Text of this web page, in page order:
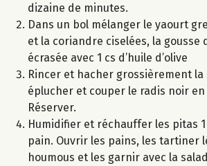
dizaine de minutes.
Dans un bol mélanger le yaourt
et la coriandre ciselées, la gousse
écrasée avec 1 cs d’huile d’olive
Rincer et hacher grossièrement la
éplucher et couper le radis noir
Réserver.
Humidifier et réchauffer les pitas
pain. Ouvrir les pains, les tartiner
houmous et les garnir avec la